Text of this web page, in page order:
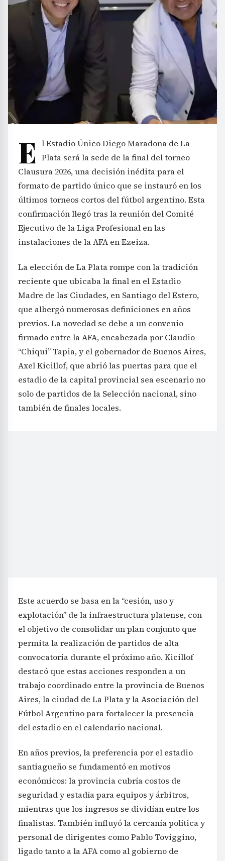
E l Estadio Único Diego Maradona de La
Plata será la sede de la final del torneo
Clausura 2026, una decisión inédita para el
formato de partido único que se instauró en los
últimos torneos cortos del fútbol argentino. Esta
confirmación llegó tras la reunión del Comité
Ejecutivo de la Liga Profesional en las
instalaciones de la AFA en Ezeiza.
La elección de La Plata rompe con la tradición
reciente que ubicaba la final en el Estadio
Madre de las Ciudades, en Santiago del Estero,
que albergó numerosas definiciones en años
previos. La novedad se debe a un convenio
firmado entre la AFA, encabezada por Claudio
“Chiqui” Tapia, y el gobernador de Buenos Aires,
Axel Kicillof, que abrió las puertas para que el
estadio de la capital provincial sea escenario no
solo de partidos de la Selección nacional, sino
también de finales locales.
Este acuerdo se basa en la “cesión, uso y
explotación” de la infraestructura platense, con
el objetivo de consolidar un plan conjunto que
permita la realización de partidos de alta
convocatoria durante el próximo año. Kicillof
destacó que estas acciones responden a un
trabajo coordinado entre la provincia de Buenos
Aires, la ciudad de La Plata y la Asociación del
Fútbol Argentino para fortalecer la presencia
del estadio en el calendario nacional.
En años previos, la preferencia por el estadio
santiagueño se fundamentó en motivos
económicos: la provincia cubría costos de
seguridad y estadía para equipos y árbitros,
mientras que los ingresos se dividían entre los
finalistas. También influyó la cercanía política y
personal de dirigentes como Pablo Toviggino,
ligado tanto a la AFA como al gobierno de